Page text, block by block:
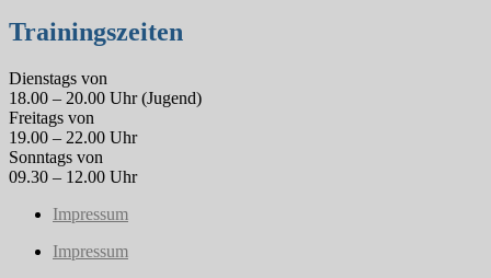
Trainingszeiten
Dienstags von
18.00 – 20.00 Uhr (Jugend)
Freitags von
19.00 – 22.00 Uhr
Sonntags von
09.30 – 12.00 Uhr
Impressum
Impressum